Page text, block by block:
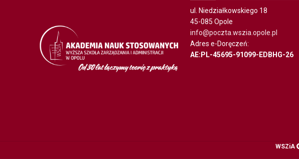
ul. Niedziałkowskiego 18
45-085 Opole
info@poczta.wszia.opole.pl
Adres e-Doręczeń:
AE:PL-45695-91099-EDBHG-26
WSZiA